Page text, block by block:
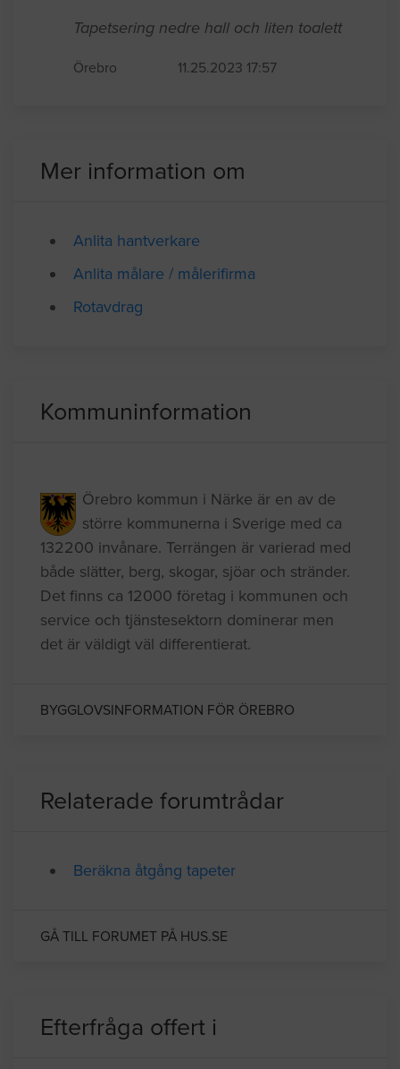
Tapet / Tapetsera
Mer information om
Anlita hantverkare
Kommuninformation
Örebro kommun i Närke är en av de
större kommunerna i Sverige med ca
132200 invånare. Terrängen är varierad med
både slätter, berg, skogar, sjöar och stränder.
det är väldigt väl differentierat.
Relaterade forumtrådar
Beräkna åtgång tapeter